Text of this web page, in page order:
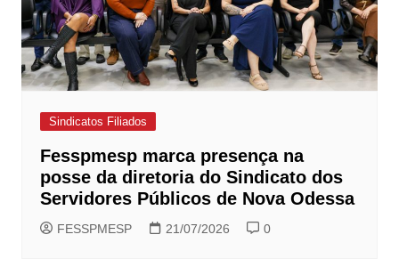
Sindicatos Filiados
Fesspmesp marca presença na
posse da diretoria do Sindicato dos
Servidores Públicos de Nova Odessa
FESSPMESP 21/07/2026 0